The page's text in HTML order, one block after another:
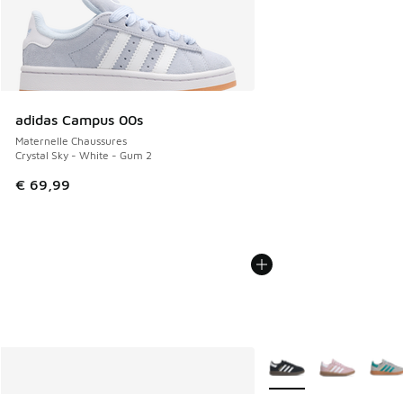
adidas Campus 00s
Maternelle Chaussures
Crystal Sky - White - Gum 2
€ 69,99
Plus de couleurs